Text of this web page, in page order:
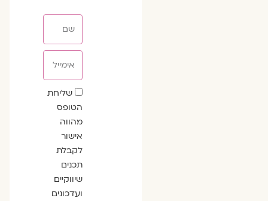
שדה
הסכמה
שליחת
הטופס
מהווה
אישור
לקבלת
תכנים
שיווקיים
ועדכונים